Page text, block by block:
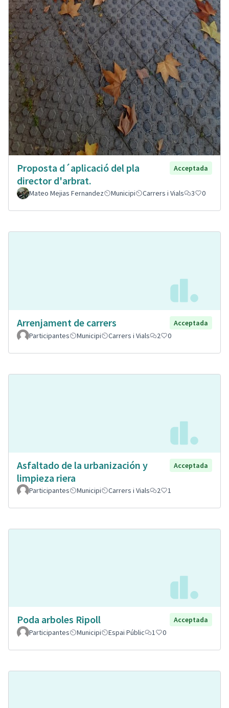
Proposta d´aplicació del pla
director d'arbrat.
Acceptada
Mateo Mejias Fernandez Municipi Carrers i Vials 3 0
Arrenjament de carrers
Acceptada
Participantes
Municipi Carrers i Vials 2 0
Asfaltado de la urbanización y
limpieza riera
Acceptada
Participantes Municipi Carrers i Vials 2 1
Poda arboles Ripoll
Acceptada
Participantes
Municipi Espai Públic 1 0